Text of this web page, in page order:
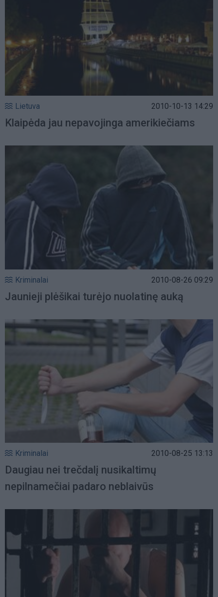
Lietuva 2010-10-13 14:29
Klaipėda jau nepavojinga amerikiečiams
Kriminalai 2010-08-26 09:29
Jaunieji plėšikai turėjo nuolatinę auką
Kriminalai 2010-08-25 13:13
Daugiau nei trečdalį nusikaltimų
nepilnamečiai padaro neblaivūs